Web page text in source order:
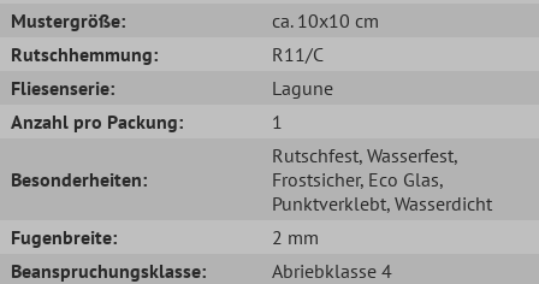
Mustergröße:
ca. 10x10 cm
Rutschhemmung:
R11/C
Fliesenserie:
Lagune
Anzahl pro Packung:
1
Besonderheiten:
Rutschfest, Wasserfest,
Frostsicher, Eco Glas,
Punktverklebt, Wasserdicht
Fugenbreite:
2 mm
Beanspruchungsklasse:
Abriebklasse 4